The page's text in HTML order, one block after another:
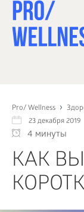
Pro/ Wellness
23 декабря 2019
4 минуты
КАК
СПОРТ
ЗДОРОВЬЕ
КРАСОТА